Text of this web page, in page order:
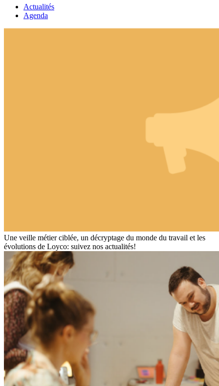
Actualités
Agenda
Une veille métier ciblée, un décryptage du monde du travail et les
évolutions de Loyco: suivez nos actualités!